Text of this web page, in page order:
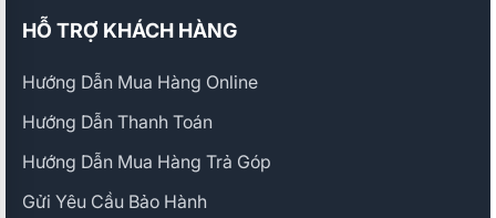
HỖ TRỢ KHÁCH HÀNG
Hướng Dẫn Mua Hàng Online
Hướng Dẫn Thanh Toán
Hướng Dẫn Mua Hàng Trả Góp
Gửi Yêu Cầu Bảo Hành